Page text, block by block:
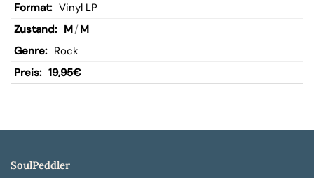
Vinyl LP
M/ M
Rock
19,95€
SoulPeddler